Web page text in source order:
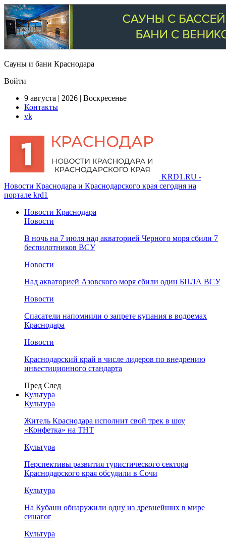
Сауны и бани Краснодара
Войти
9 августа | 2026 | Воскресенье
Контакты
vk
KRD1.RU -
Новости Краснодара и Краснодарского края сегодня на
портале krd1
Новости Краснодара
Новости
В ночь на 7 июля над акваторией Черного моря сбили 7
беспилотников ВСУ
Новости
Над акваторией Азовского моря сбили один БПЛА ВСУ
Новости
Спасатели напомнили о запрете купания в водоемах
Краснодара
Новости
Краснодарский край в числе лидеров по внедрению
инвестиционного стандарта
Пред След
Культура
Культура
Житель Краснодара исполнит свой трек в шоу
«Конфетка» на ТНТ
Культура
Перспективы развития туристического сектора
Краснодарского края обсудили в Сочи
Культура
На Кубани обнаружили одну из древнейших в мире
синагог
Культура